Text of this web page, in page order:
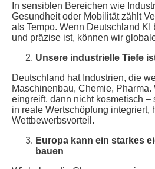
In sensiblen Bereichen wie
Gesundheit oder Mobilität zählt
als Tempo. Wenn Deutschland KI
und präzise ist, können wir
Unsere industrielle Tiefe
Deutschland hat Industrien, die
Maschinenbau, Chemie, Pharma.
eingreift, dann nicht kosmetisch –
in reale Wertschöpfung integriert,
Wettbewerbsvorteil.
Europa kann ein starkes
bauen